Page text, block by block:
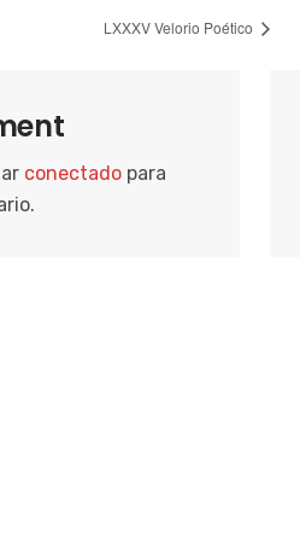
LXXXV Velorio Poético
conectado para